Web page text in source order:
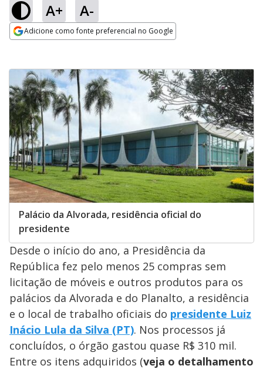
A+ A-
Adicione como fonte preferencial no Google
Palácio da Alvorada, residência oficial do
presidente
Desde o início do ano, a Presidência da
República fez pelo menos 25 compras sem
licitação de móveis e outros produtos para os
palácios da Alvorada e do Planalto, a residência
e o local de trabalho oficiais do presidente Luiz
Inácio Lula da Silva (PT). Nos processos já
concluídos, o órgão gastou quase R$ 310 mil.
Entre os itens adquiridos (veja o detalhamento